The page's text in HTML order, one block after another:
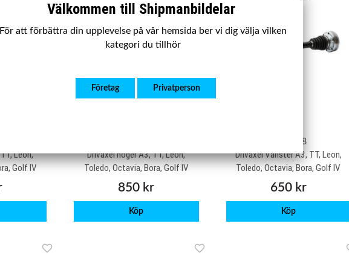
Leon,
Golf IV
Drivaxel höger A3, TT, Leon,
Toledo, Octavia, Bora, Golf IV
850 kr
Köp
SBDA108
Drivaxel Vänster A3, TT, Leon,
Toledo, Octavia, Bora, Golf IV
650 kr
Köp
Välkommen till Shipmanbildelar
För att förbättra din upplevelse på vår hemsida ber vi dig välja vilken
kategori du tillhör
Företag Privatperson